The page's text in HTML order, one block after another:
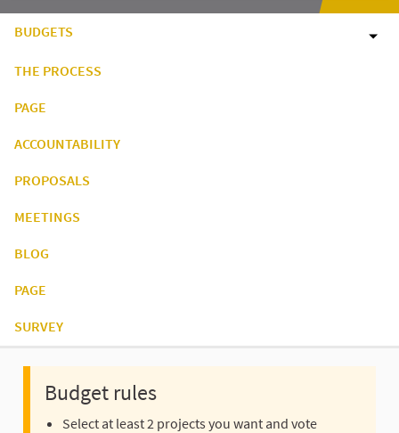
BUDGETS
THE PROCESS
PAGE
ACCOUNTABILITY
PROPOSALS
MEETINGS
BLOG
PAGE
SURVEY
Budget rules
Select at least 2 projects you want and vote